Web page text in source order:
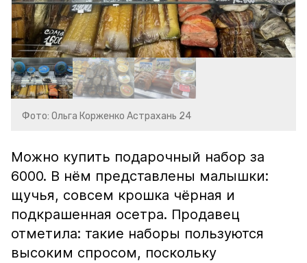
Фото: Ольга Корженко Астрахань 24
Можно купить подарочный набор за
6000. В нём представлены малышки:
щучья, совсем крошка чёрная и
подкрашенная осетра. Продавец
отметила: такие наборы пользуются
высоким спросом, поскольку